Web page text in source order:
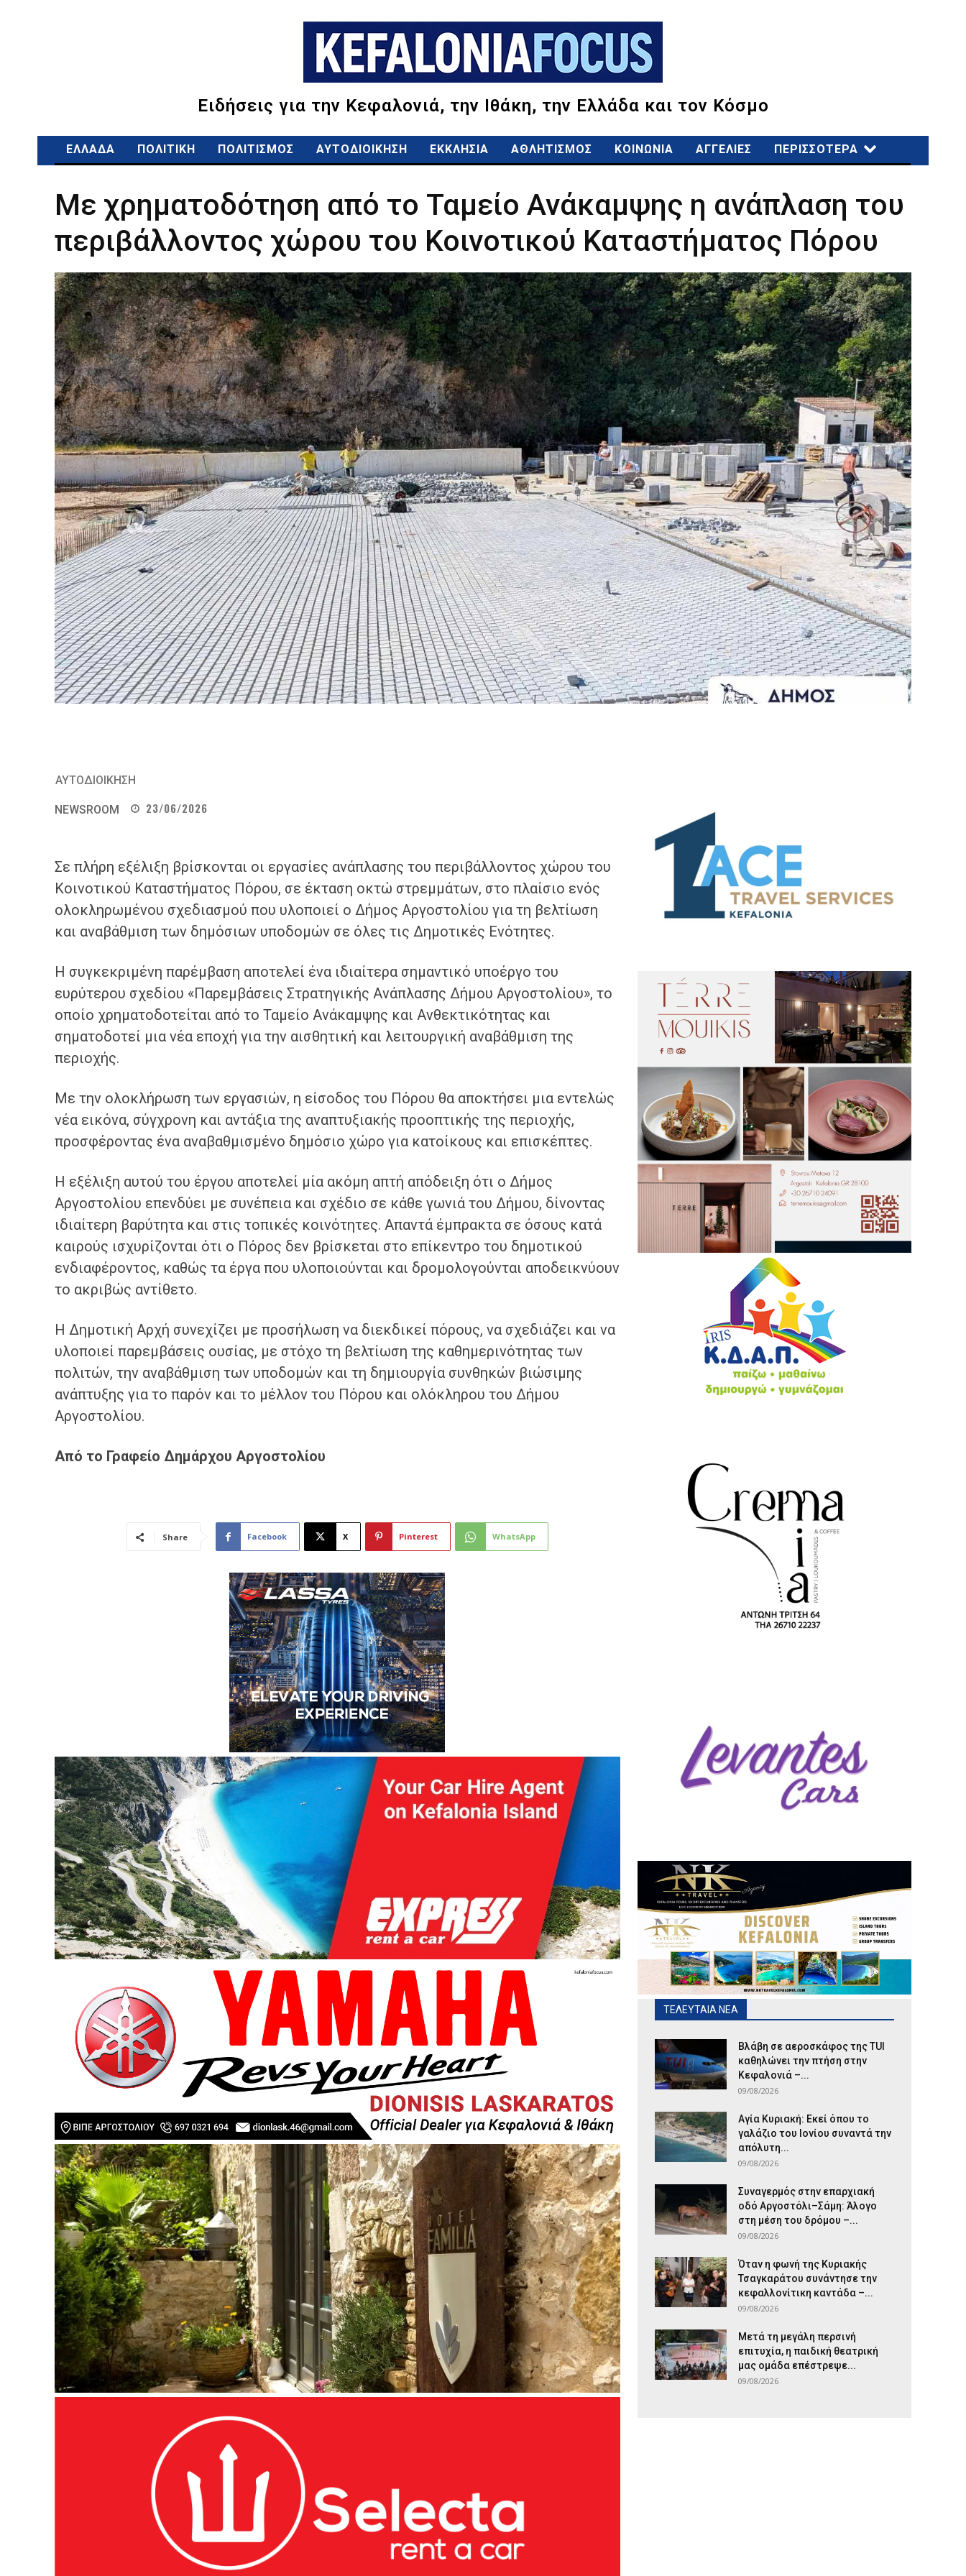
Ειδήσεις για την Κεφαλονιά, την Ιθάκη, την Ελλάδα και τον Κόσμο
ΕΛΛΑΔΑ ΠΟΛΙΤΙΚΗ ΠΟΛΙΤΙΣΜΟΣ ΑΥΤΟΔΙΟΙΚΗΣΗ ΕΚΚΛΗΣΙΑ ΑΘΛΗΤΙΣΜΟΣ ΚΟΙΝΩΝΙΑ ΑΓΓΕΛΙΕΣ ΠΕΡΙΣΣΟΤΕΡΑ
Με χρηματοδότηση από το Ταμείο Ανάκαμψης η ανάπλαση του
περιβάλλοντος χώρου του Κοινοτικού Καταστήματος Πόρου
ΑΥΤΟΔΙΟΙΚΗΣΗ
NEWSROOM 23/06/2026
Σε πλήρη εξέλιξη βρίσκονται οι εργασίες ανάπλασης του περιβάλλοντος χώρου του
Κοινοτικού Καταστήματος Πόρου, σε έκταση οκτώ στρεμμάτων, στο πλαίσιο ενός
ολοκληρωμένου σχεδιασμού που υλοποιεί ο Δήμος Αργοστολίου για τη βελτίωση
και αναβάθμιση των δημόσιων υποδομών σε όλες τις Δημοτικές Ενότητες.
Η συγκεκριμένη παρέμβαση αποτελεί ένα ιδιαίτερα σημαντικό υποέργο του
ευρύτερου σχεδίου «Παρεμβάσεις Στρατηγικής Ανάπλασης Δήμου Αργοστολίου», το
οποίο χρηματοδοτείται από το Ταμείο Ανάκαμψης και Ανθεκτικότητας και
σηματοδοτεί μια νέα εποχή για την αισθητική και λειτουργική αναβάθμιση της
περιοχής.
Με την ολοκλήρωση των εργασιών, η είσοδος του Πόρου θα αποκτήσει μια εντελώς
νέα εικόνα, σύγχρονη και αντάξια της αναπτυξιακής προοπτικής της περιοχής,
προσφέροντας ένα αναβαθμισμένο δημόσιο χώρο για κατοίκους και επισκέπτες.
Η εξέλιξη αυτού του έργου αποτελεί μία ακόμη απτή απόδειξη ότι ο Δήμος
Αργοστολίου επενδύει με συνέπεια και σχέδιο σε κάθε γωνιά του Δήμου, δίνοντας
ιδιαίτερη βαρύτητα και στις τοπικές κοινότητες. Απαντά έμπρακτα σε όσους κατά
καιρούς ισχυρίζονται ότι ο Πόρος δεν βρίσκεται στο επίκεντρο του δημοτικού
ενδιαφέροντος, καθώς τα έργα που υλοποιούνται και δρομολογούνται αποδεικνύουν
το ακριβώς αντίθετο.
Η Δημοτική Αρχή συνεχίζει με προσήλωση να διεκδικεί πόρους, να σχεδιάζει και να
υλοποιεί παρεμβάσεις ουσίας, με στόχο τη βελτίωση της καθημερινότητας των
πολιτών, την αναβάθμιση των υποδομών και τη δημιουργία συνθηκών βιώσιμης
ανάπτυξης για το παρόν και το μέλλον του Πόρου και ολόκληρου του Δήμου
Αργοστολίου.
Από το Γραφείο Δημάρχου Αργοστολίου
Share Facebook X Pinterest WhatsApp
ΤΕΛΕΥΤΑΙΑ ΝΕΑ
Βλάβη σε αεροσκάφος της TUI
καθηλώνει την πτήση στην
Κεφαλονιά –...
09/08/2026
Αγία Κυριακή: Εκεί όπου το
γαλάζιο του Ιονίου συναντά την
απόλυτη...
09/08/2026
Συναγερμός στην επαρχιακή
οδό Αργοστόλι–Σάμη: Άλογο
στη μέση του δρόμου –...
09/08/2026
Όταν η φωνή της Κυριακής
Τσαγκαράτου συνάντησε την
κεφαλλονίτικη καντάδα –...
09/08/2026
Μετά τη μεγάλη περσινή
επιτυχία, η παιδική θεατρική
μας ομάδα επέστρεψε...
09/08/2026